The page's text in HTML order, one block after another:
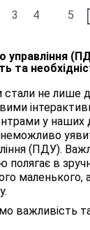
3 4 5
управління
та
стали не
у наших
(ПДУ).
в
маленького,
важливість